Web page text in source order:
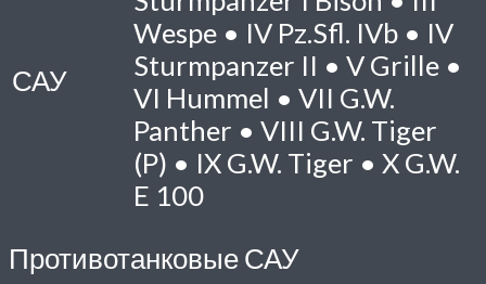
САУ
Wespe • IV Pz.Sfl. IVb • IV
Sturmpanzer II • V Grille •
VI Hummel • VII G.W.
Panther • VIII G.W. Tiger
(P) • IX G.W. Tiger • X G.W.
E 100
Противотанковые САУ